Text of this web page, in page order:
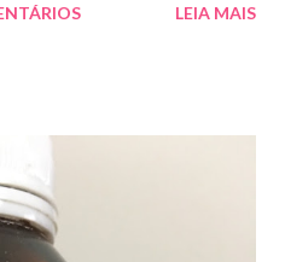
comuns dessas micoses é por
antifúngicos ou remédios
pelo dermatologista. O
de 06 meses a um ano. Para
LEIA MAIS